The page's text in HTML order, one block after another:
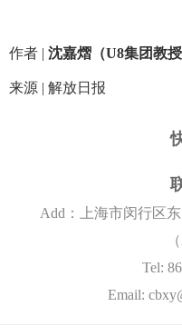
作者 | 沈嘉熠（U8集团教授
来源 | 解放日报
Add：上海市闵行区
Tel:
Email: